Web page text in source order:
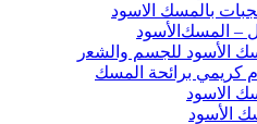
بالمسك الاسود
– اﻟﻤﺴﻚاﻷﺳﻮد
اﻷﺳﻮد ﻟﻠﺠﺴﻢ واﻟﺸﻌر
كريمي برائحة المسك
الاسود
الأسود